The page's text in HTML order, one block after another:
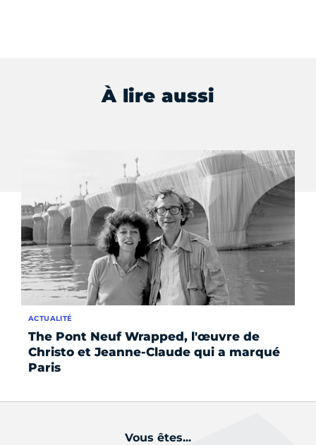
À lire aussi
The Pont Neuf Wrapped, l'œuvre de
Christo et Jeanne-Claude qui a marqué
Paris
ACTUALITÉ
Vous êtes...